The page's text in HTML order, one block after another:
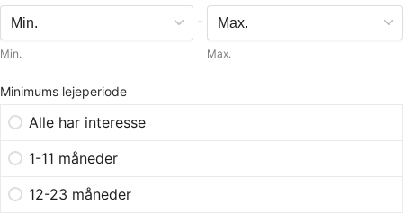
Min.
-
Max.
Minimums lejeperiode
Alle har interesse
1-11 måneder
12-23 måneder